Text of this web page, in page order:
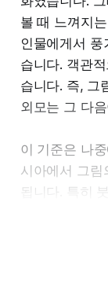
볼 때 느껴지
인물에게서
습니다. 객관
습니다. 즉, 그
외모는 그 다
이 기준은 나
시아에서 그림
됩니다. 특히